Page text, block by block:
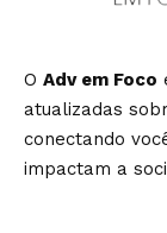
O Adv em Foco
atualizadas
conectando
impactam a